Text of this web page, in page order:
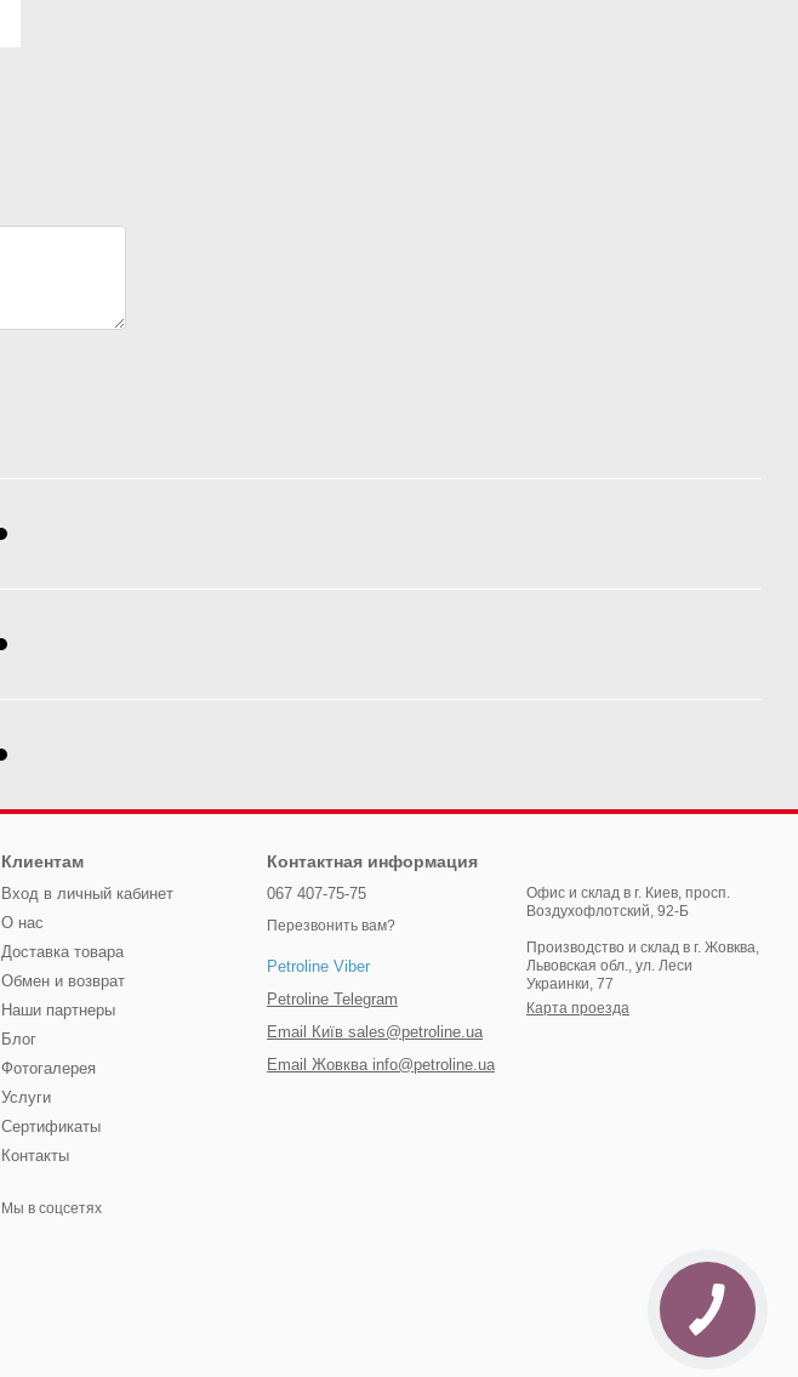
Клиентам
Вход в личный кабинет
О нас
Доставка товара
Обмен и возврат
Наши партнеры
Блог
Фотогалерея
Услуги
Сертификаты
Контакты
Мы в соцсетях
Контактная информация
067 407-75-75
Перезвонить вам?
Petroline Viber
Petroline Telegram
Email Київ sales@petroline.ua
Email Жовква info@petroline.ua
Офис и склад в г. Киев, просп.
Воздухофлотский, 92-Б
Производство и склад в г. Жовква,
Львовская обл., ул. Леси
Украинки, 77
Карта проезда